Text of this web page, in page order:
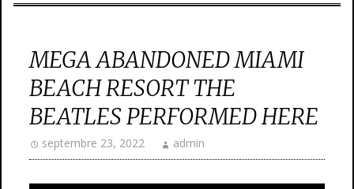
MEGA ABANDONED MIAMI
BEACH RESORT THE
BEATLES PERFORMED HERE
septembre 23, 2022 admin